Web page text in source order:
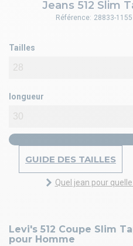
Jeans 512 Slim
Levi's 512 Coupe Slim
pour Homme
Tailles
longueur
GUIDE DES TAILLES
Quel jean pour
Référence: 28833-1155